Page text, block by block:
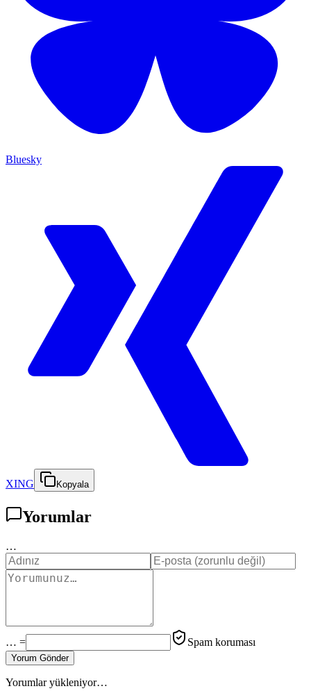
Bluesky
XING Kopyala
Yorumlar
…
… = Spam koruması
Yorum Gönder
Yorumlar yükleniyor…